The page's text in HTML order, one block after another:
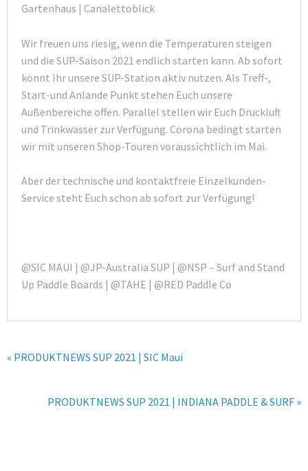
Gartenhaus | Canalettoblick
Wir freuen uns riesig, wenn die Temperaturen steigen
und die SUP-Saison 2021 endlich starten kann. Ab sofort
könnt Ihr unsere SUP-Station aktiv nutzen. Als Treff-,
Start-und Anlande Punkt stehen Euch unsere
Außenbereiche offen. Parallel stellen wir Euch Druckluft
und Trinkwasser zur Verfügung. Corona bedingt starten
wir mit unseren Shop-Touren voraussichtlich im Mai.
Aber der technische und kontaktfreie Einzelkunden-
Service steht Euch schon ab sofort zur Verfügung!
@SIC MAUI | @JP-Australia SUP | @NSP – Surf and Stand
Up Paddle Boards | @TAHE | @RED Paddle Co
« PRODUKTNEWS SUP 2021 | SIC Maui
PRODUKTNEWS SUP 2021 | INDIANA PADDLE & SURF »